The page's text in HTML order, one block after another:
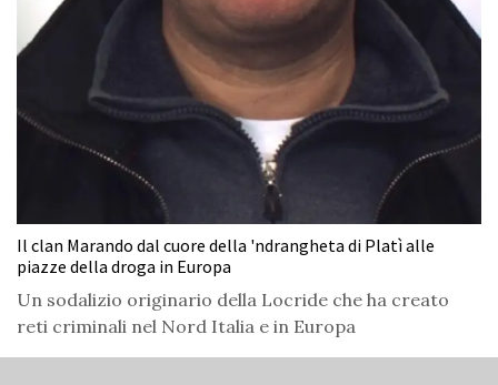
Il clan Marando dal cuore della 'ndrangheta di Platì alle
piazze della droga in Europa
Un sodalizio originario della Locride che ha creato
reti criminali nel Nord Italia e in Europa